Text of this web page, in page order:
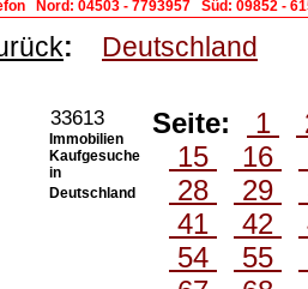
Nord: 04503 - 7793957 Süd: 09852 -
: Deutschland
33613
Immobilien
Kaufgesuche
in
Deutschland
Seite: 1
15
16
28
29
41
42
54
55